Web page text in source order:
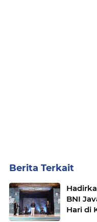
Berita Terkait
BNI
Hari di